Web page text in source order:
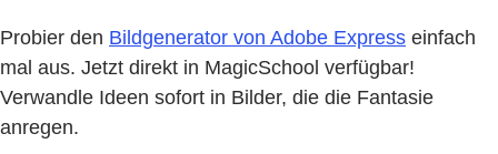
Probier den Bildgenerator von Adobe Express einfach
mal aus. Jetzt direkt in MagicSchool verfügbar!
Verwandle Ideen sofort in Bilder, die die Fantasie
anregen.